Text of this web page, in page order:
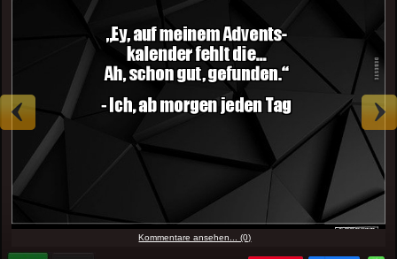
Kommentare ansehen... (0)